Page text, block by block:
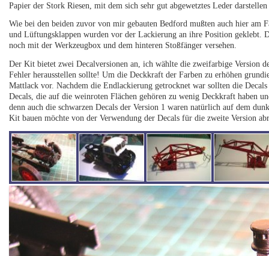
Papier der Stork Riesen, mit dem sich sehr gut abgewetztes Leder
Wie bei den beiden zuvor von mir gebauten Bedford mußten auch hier am
und Lüftungsklappen wurden vor der Lackierung an ihre Position geklebt.
noch mit der Werkzeugbox und dem hinteren Stoßfänger versehen.
Der Kit bietet zwei Decalversionen an, ich wählte die zweifarbige Version
Fehler herausstellen sollte! Um die Deckkraft der Farben zu erhöhen
Mattlack vor. Nachdem die Endlackierung getrocknet war sollten die
Decals, die auf die weinroten Flächen gehören zu wenig Deckkraft haben
denn auch die schwarzen Decals der Version 1 waren natürlich auf dem
Kit bauen möchte von der Verwendung der Decals für die zweite Version